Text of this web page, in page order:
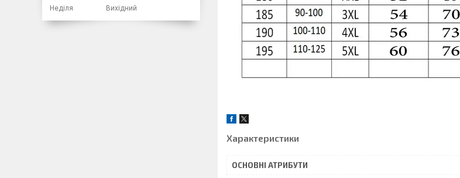
Характеристики
ОСНОВНІ АТРИБУТИ
Неділя
Вихідний